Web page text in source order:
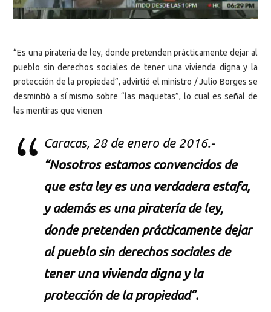
“Es una piratería de ley, donde pretenden prácticamente dejar al
pueblo sin derechos sociales de tener una vivienda digna y la
protección de la propiedad”, advirtió el ministro / Julio Borges se
desmintió a sí mismo sobre “las maquetas”, lo cual es señal de
las mentiras que vienen
Caracas, 28 de enero de 2016.-
“Nosotros estamos convencidos de
que esta ley es una verdadera estafa,
y además es una piratería de ley,
donde pretenden prácticamente dejar
al pueblo sin derechos sociales de
tener una vivienda digna y la
protección de la propiedad”.